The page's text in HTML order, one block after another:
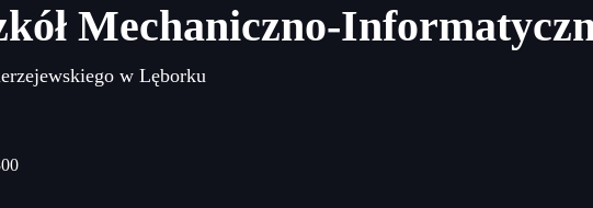
Mechaniczno-
w Lęborku